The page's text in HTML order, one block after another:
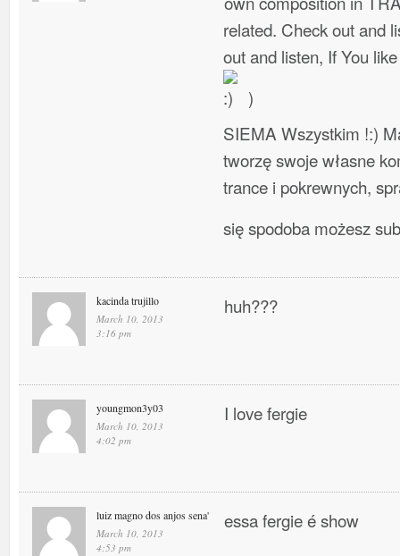
related. Check out and
out and listen, If You
)
SIEMA Wszystkim !:)
tworzę swoje własne
trance i pokrewnych,
się spodoba możesz
kacinda trujillo
March 10, 2013
3:16 pm
huh???
youngmon3y03
March 10, 2013
4:02 pm
I love fergie
luiz magno dos anjos sena'
March 10, 2013
4:53 pm
essa fergie é show